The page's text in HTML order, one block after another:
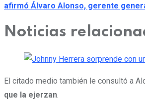
afirmó Álvaro Alonso, gerente
Noticias
El citado medio también le consultó a
que la ejerzan.